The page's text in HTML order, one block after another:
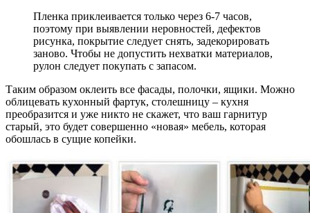
Пленка приклеивается только через 6-7 часов,
поэтому при выявлении неровностей, дефектов
рисунка, покрытие следует снять, задекорировать
заново. Чтобы не допустить нехватки материалов,
рулон следует покупать с запасом.
Таким образом оклеить все фасады, полочки, ящики. Можно
облицевать кухонный фартук, столешницу – кухня
преобразится и уже никто не скажет, что ваш гарнитур
старый, это будет совершенно «новая» мебель, которая
обошлась в сущие копейки.